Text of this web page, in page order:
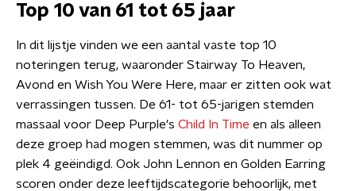
Top 10 van 61 tot 65 jaar
In dit lijstje vinden we een aantal vaste top 10
noteringen terug, waaronder Stairway To Heaven,
Avond en Wish You Were Here, maar er zitten ook wat
verrassingen tussen. De 61- tot 65-jarigen stemden
massaal voor Deep Purple's Child In Time en als alleen
deze groep had mogen stemmen, was dit nummer op
plek 4 geëindigd. Ook John Lennon en Golden Earring
scoren onder deze leeftijdscategorie behoorlijk, met